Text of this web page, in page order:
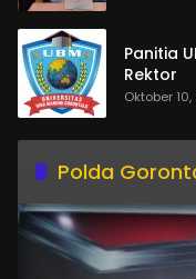
Panitia
Rektor
Oktober
Polda